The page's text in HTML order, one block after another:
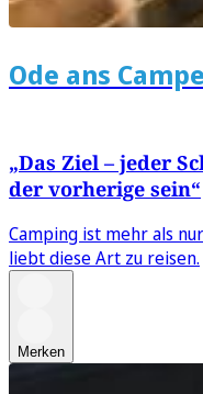
Ode ans
„Das Ziel – jeder
der vorherige sein“
Camping ist mehr als
liebt diese Art zu reisen.
Merken